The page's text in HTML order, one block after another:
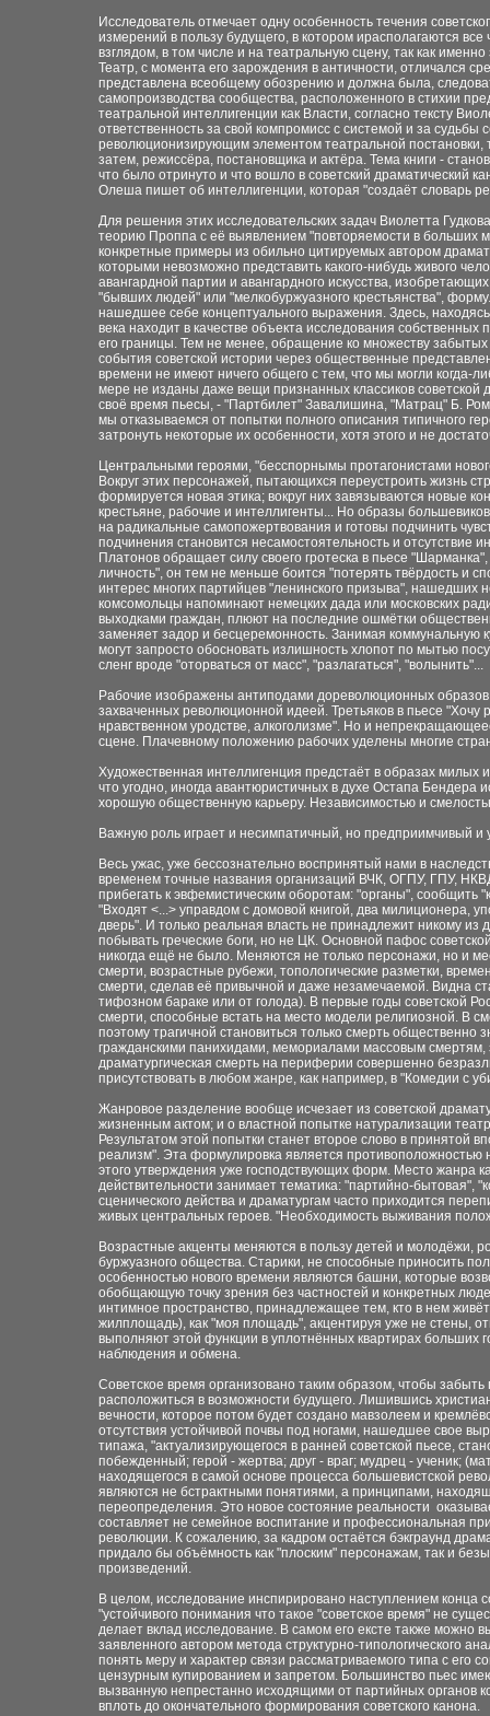
Исследователь отмечает одну особенность течения
измерений в пользу будущего, в котором ирасполагаются
взглядом, в том числе и на театральную сцену, так как
Театр, с момента его зарождения в античности, отличался
представлена всеобщему обозрению и должна была,
самопроизводства сообщества, расположенного в стихии
театральной интеллигенции как Власти, согласно тексту
ответственность за свой компромисс с системой и за
революционизирующим элементом театральной постановки,
затем, режиссёра, постановщика и актёра. Тема книги -
что было отринуто и что вошло в советский драматический
Олеша пишет об интеллигенции, которая "создаёт словарь
Для решения этих исследовательских задач Виолетта
теорию Проппа с её выявлением "повторяемости в больших
конкретные примеры из обильно цитируемых автором
которыми невозможно представить какого-нибудь живого
авангардной партии и авангардного искусства,
"бывших людей" или "мелкобуржуазного крестьянства",
нашедшее себе концептуального выражения. Здесь, находясь
века находит в качестве объекта исследования
его границы. Тем не менее, обращение ко множеству
события советской истории через общественные
времени не имеют ничего общего с тем, что мы могли когда-
мере не изданы даже вещи признанных классиков
своё время пьесы, - "Партбилет" Завалишина, "Матрац" Б.
мы отказываемся от попытки полного описания типичного
затронуть некоторые их особенности, хотя этого и не
Центральными героями, "бесспорнымы протагонистами
Вокруг этих персонажей, пытающихся переустроить жизнь
формируется новая этика; вокруг них завязываются новые
крестьяне, рабочие и интеллигенты... Но образы
на радикальные самопожертвования и готовы подчинить
подчинения становится несамостоятельность и
Платонов обращает силу своего гротеска в пьесе
личность", он тем не меньше боится "потерять твёрдость и
интерес многих партийцев "ленинского призыва", нашедших
комсомольцы напоминают немецких дада или московских
выходками граждан, плюют на последние ошмётки
заменяет задор и бесцеремонность. Занимая коммунальную
могут запросто обосновать излишность хлопот по мытью
сленг вроде "оторваться от масс", "разлагаться", "волынить"...
Рабочие изображены антиподами дореволюционных
захваченных революционной идеей. Третьяков в пьесе
нравственном уродстве, алкоголизме". Но и
сцене. Плачевному положению рабочих уделены многие
Художественная интеллигенция предстаёт в образах милых
что угодно, иногда авантюристичных в духе Остапа
хорошую общественную карьеру. Независимостью и
Важную роль играет и несимпатичный, но предприимчивый и
Весь ужас, уже бессознательно воспринятый нами в
временем точные названия организаций ВЧК, ОГПУ, ГПУ,
прибегать к эвфемистическим оборотам: "органы", сообщить
"Входят <...> управдом с домовой книгой, два милиционера,
дверь". И только реальная власть не принадлежит никому
побывать греческие боги, но не ЦК. Основной пафос
никогда ещё не было. Меняются не только персонажи, но и
смерти, возрастные рубежи, топологические разметки,
смерти, сделав её привычной и даже незамечаемой. Видна
тифозном бараке или от голода). В первые годы советской
смерти, способные встать на место модели религиозной. В
поэтому трагичной становиться только смерть
гражданскими панихидами, мемориалами массовым
драматургическая смерть на периферии совершенно
присутствовать в любом жанре, как например, в "Комедии с
Жанровое разделение вообще исчезает из советской
жизненным актом; и о властной попытке натурализации
Результатом этой попытки станет второе слово в принятой
реализм". Эта формулировка является противоположностью
этого утверждения уже господствующих форм. Место жанра
действительности занимает тематика: "партийно-бытовая",
сценического действа и драматургам часто приходится
живых центральных героев. "Необходимость выживания
Возрастные акценты меняются в пользу детей и молодёжи,
буржуазного общества. Старики, не способные приносить
особенностью нового времени являются башни, которые
обобщающую точку зрения без частностей и конкретных
интимное пространство, принадлежащее тем, кто в нем
жилплощадь), как "моя площадь", акцентируя уже не стены,
выполняют этой функции в уплотнённых квартирах больших
наблюдения и обмена.
Советское время организовано таким образом, чтобы
расположиться в возможности будущего. Лишившись
вечности, которое потом будет создано мавзолеем и
отсутствия устойчивой почвы под ногами, нашедшее свое
типажа, "актуализирующегося в ранней советской пьесе,
побежденный; герой - жертва; друг - враг; мудрец - ученик;
находящегося в самой основе процесса большевистской
являются не бстрактными понятиями, а принципами,
переопределения. Это новое состояние реальности
составляет не семейное воспитание и профессиональная
революции. К сожалению, за кадром остаётся бэкграунд
придало бы объёмность как "плоским" персонажам, так и
произведений.
В целом, исследование инспирировано наступлением конца
"устойчивого понимания что такое "советское время" не
делает вклад исследование. В самом его ексте также
заявленного автором метода структурно-типологического
понять меру и характер связи рассматриваемого типа с его
цензурным купированием и запретом. Большинство пьес
вызванную непрестанно исходящими от партийных органов
вплоть до окончательного формирования советского канона.